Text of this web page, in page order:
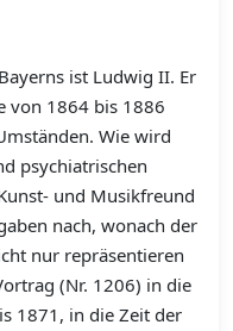
ist Ludwig II. Er
von 1864 bis 1886
Wie wird
psychiatrischen
und Musikfreund
nach, wonach der
nur repräsentieren
(Nr. 1206) in die
1871, in die Zeit der